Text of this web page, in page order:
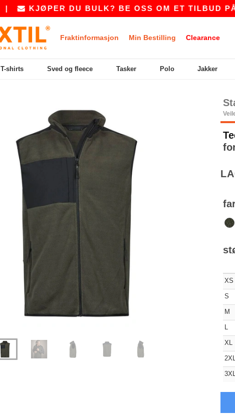
KJØPER DU BULK? BE OSS OM ET TILBUD PÅ
Fraktinformasjon Min Bestilling Clearance
T-shirts Sved og fleece Tasker Polo Jakker
XS
S
M
L
XL